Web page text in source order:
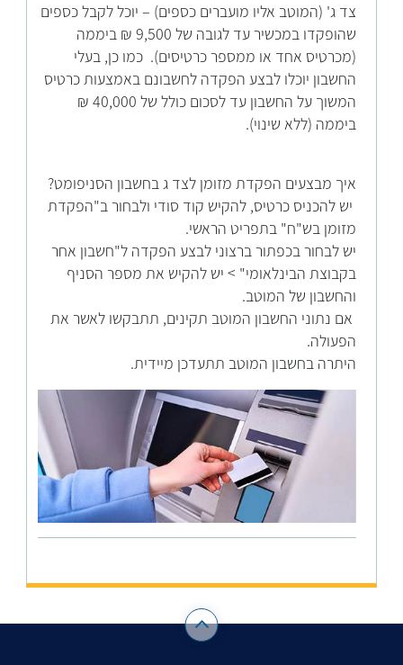
צד ג' (המוטב אליו מועברים כספים) – יוכל לקבל כספים
שהופקדו במכשיר עד לגובה של 9,500 ₪ ביממה
(מכרטיס אחד או ממספר כרטיסים). כמו כן, בעלי
החשבון יוכלו לבצע הפקדה לחשבונם באמצעות כרטיס
המשוך על החשבון עד לסכום כולל של 40,000 ₪
ביממה (ללא שינוי).
איך מבצעים הפקדת מזומן לצד ג בחשבון הסניפומט?
יש להכניס כרטיס, להקיש קוד סודי ולבחור ב"הפקדת
מזומן בש"ח" בתפריט הראשי.
יש לבחור בכפתור ברצוני לבצע הפקדה ל"חשבון אחר
בקבוצת הבינלאומי" > יש להקיש את מספר הסניף
והחשבון של המוטב.
אם נתוני החשבון המוטב תקינים, תתבקשו לאשר את
הפעולה.
היתרה בחשבון המוטב תתעדכן מיידית.